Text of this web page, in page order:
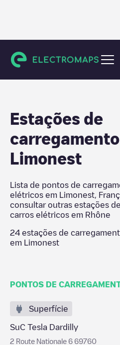
Rhône
Estações de
Limonest
Lista de pontos de
elétricos em
Limonest
consultar outras estações
carros elétricos em Rhône
24 estações de
em
Limonest
PONTOS DE
Superfície
SuC Tesla Dardilly
2 Route Nationale 6 69760